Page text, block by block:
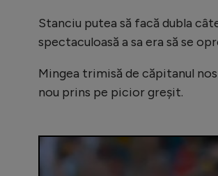
Stanciu putea să facă dubla
spectaculoasă a sa era să se
Mingea trimisă de căpitanul
nou prins pe picior greșit.